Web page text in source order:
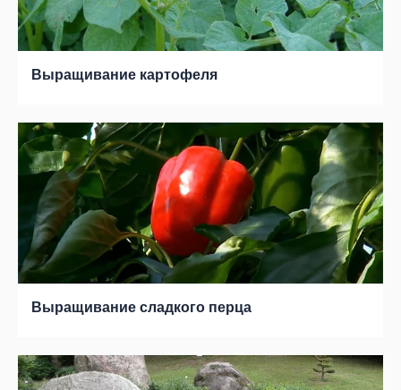
Выращивание картофеля
Выращивание сладкого перца